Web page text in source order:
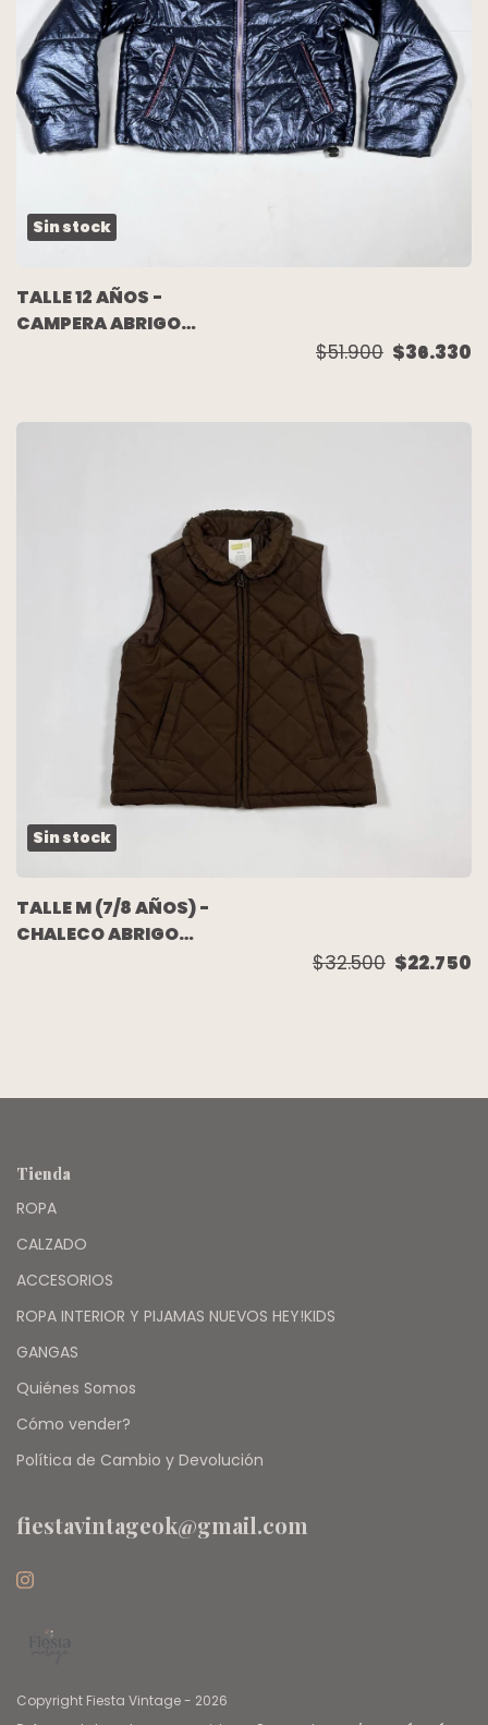
Sin stock
TALLE 12 AÑOS -
CAMPERA ABRIGO
$51.900 $36.330
Sin stock
TALLE M (7/8 AÑOS) -
CHALECO ABRIGO
$32.500 $22.750
Tienda
ROPA
CALZADO
ACCESORIOS
ROPA INTERIOR Y PIJAMAS NUEVOS HEY!KIDS
GANGAS
Quiénes Somos
Cómo vender?
Política de Cambio y Devolución
fiestavintageok@gmail.com
Copyright Fiesta Vintage - 2026